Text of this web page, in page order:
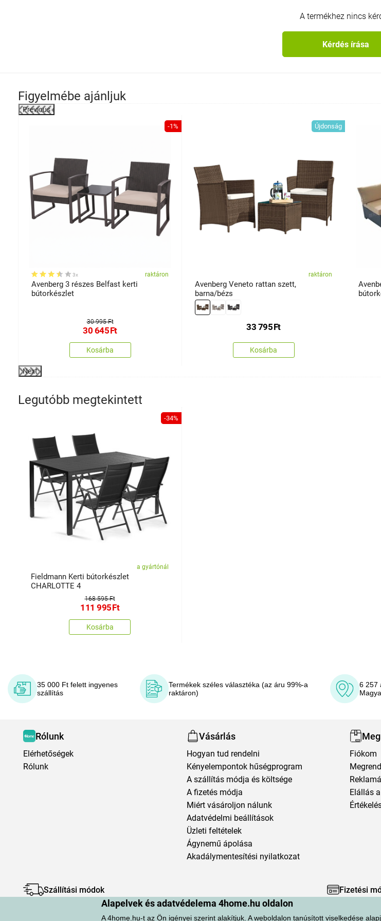
Alapelvek és adatvédelema 4home.hu oldalon
A 4home.hu-t az Ön igényei szerint alakítjuk. A weboldalon tanúsított viselkedése
A termékhez nincs
Kérdés írása
Figyelmébe ajánljuk
Previous
-1%
3x raktáron
Avenberg 3 részes Belfast kerti
bútorkészlet
30 995 Ft
30 645Ft
Kosárba
Újdonság
raktáron
Avenberg Veneto rattan szett,
barna/bézs
33 795Ft
Kosárba
Next
Legutóbb megtekintett
-34%
a gyártónál
Fieldmann Kerti bútorkészlet
CHARLOTTE 4
168 595 Ft
111 995Ft
Kosárba
35 000 Ft felett ingyenes
szállítás
Termékek széles választéka (az áru 99%-a
raktáron)
6 257
Rólunk
Elérhetőségek
Rólunk
Vásárlás
Hogyan tud rendelni
Kényelempontok hűségprogram
A szállítás módja és költsége
A fizetés módja
Miért vásároljon nálunk
Adatvédelmi beállítások
Üzleti feltételek
Ágynemű ápolása
Akadálymentesítési nyilatkozat
Fiókom
Elállás
Szállítási módok Fizetési